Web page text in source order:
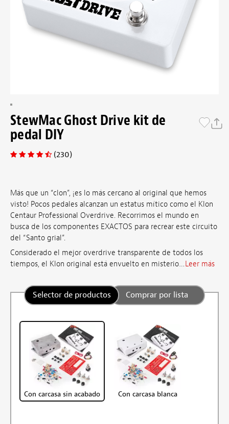
StewMac Ghost Drive kit de
pedal DIY
(230)
Más que un “clon”, ¡es lo más cercano al original que hemos
visto! Pocos pedales alcanzan un estatus mítico como el Klon
Centaur Professional Overdrive. Recorrimos el mundo en
busca de los componentes EXACTOS para recrear este circuito
del “Santo grial”.
Considerado el mejor overdrive transparente de todos los
tiempos, el Klon original está envuelto en misterio…Leer más
Selector de productos Comprar por lista
Con carcasa sin acabado Con carcasa blanca